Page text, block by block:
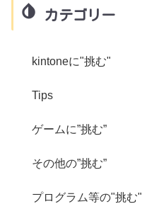
カテゴリー
kintoneに"挑む"
Tips
ゲームに”挑む”
その他の”挑む”
プログラム等の"挑む"